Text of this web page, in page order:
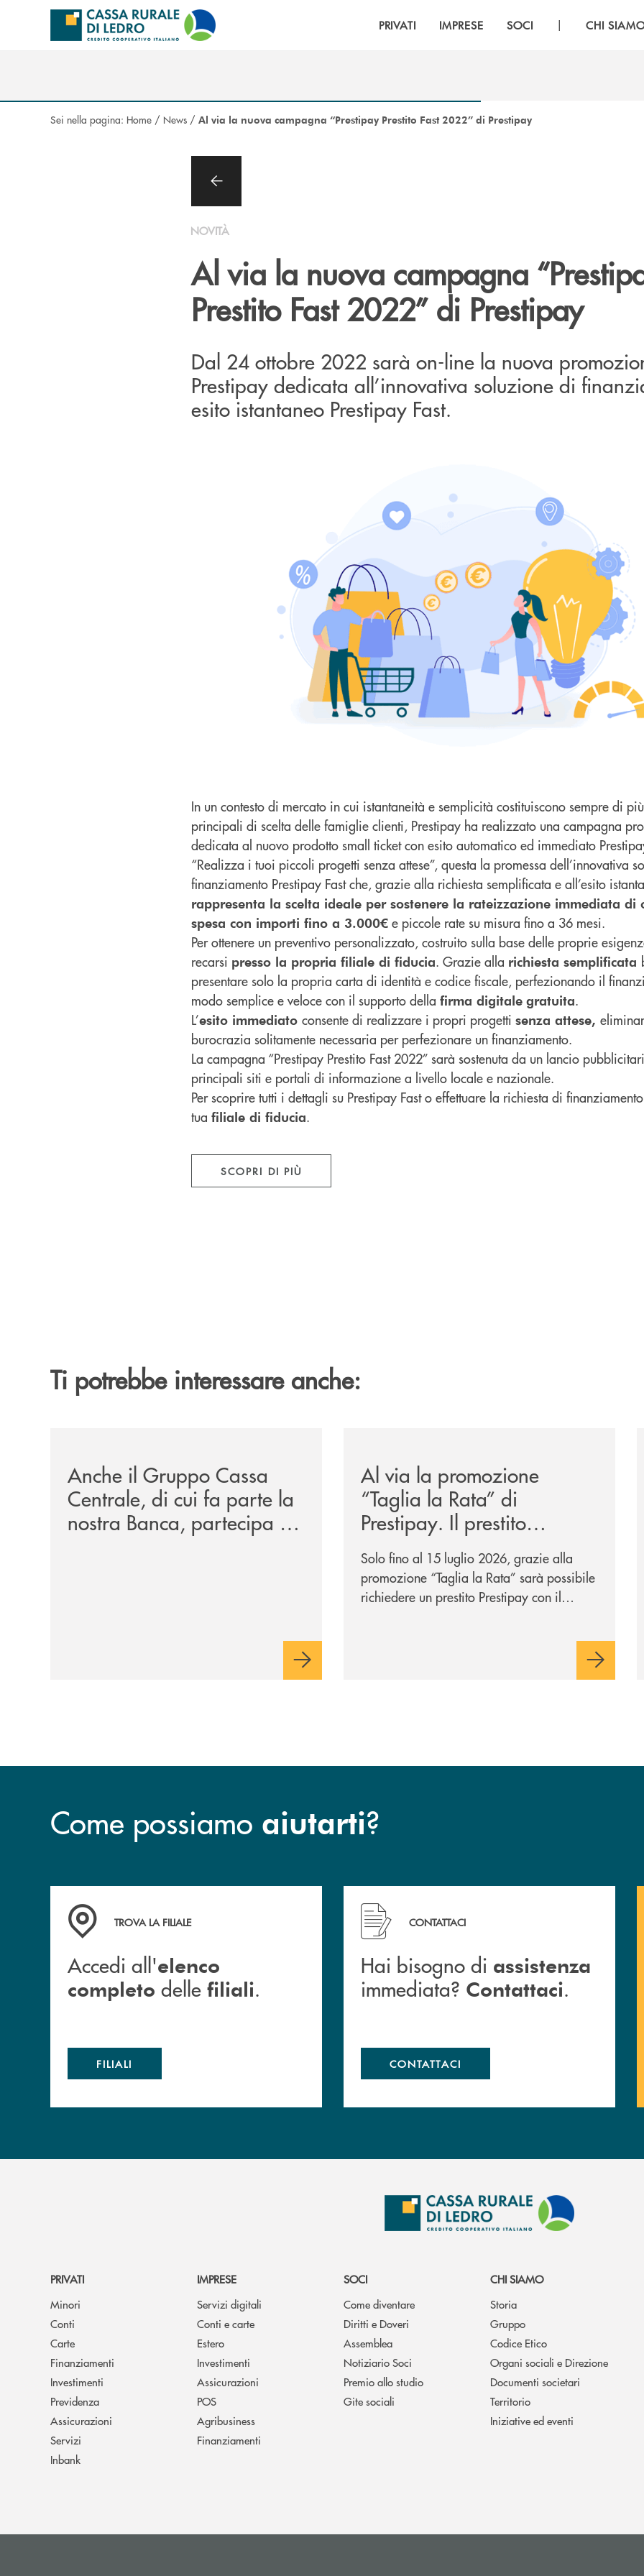
Salta al contenuto principale
PRIVATI IMPRESE SOCI | CHI
Sei nella pagina: Home / News / Al via la nuova campagna “Prestipay Prestito Fast 2022” di Prestipay
NOVITÀ
Al via la nuova campagna
Prestito Fast 2022” di Prestipay
Dal 24 ottobre 2022 sarà on-line la nuova
Prestipay dedicata all’innovativa soluzione di
esito istantaneo Prestipay Fast.
In un contesto di mercato in cui istantaneità e semplicità costituiscono sempre di
principali di scelta delle famiglie clienti, Prestipay ha realizzato una campagna
dedicata al nuovo prodotto small ticket con esito automatico ed immediato
“Realizza i tuoi piccoli progetti senza attese”, questa la promessa dell’innovativa
finanziamento Prestipay Fast che, grazie alla richiesta semplificata e all’esito
rappresenta la scelta ideale per sostenere la rateizzazione immediata di
spesa con importi fino a 3.000€ e piccole rate su misura fino a 36 mesi.
Per ottenere un preventivo personalizzato, costruito sulla base delle proprie
recarsi presso la propria filiale di fiducia. Grazie alla richiesta semplificata
presentare solo la propria carta di identità e codice fiscale, perfezionando il
modo semplice e veloce con il supporto della firma digitale gratuita.
L’esito immediato consente di realizzare i propri progetti senza attese,
burocrazia solitamente necessaria per perfezionare un finanziamento.
La campagna “Prestipay Prestito Fast 2022” sarà sostenuta da un lancio
principali siti e portali di informazione a livello locale e nazionale.
Per scoprire tutti i dettagli su Prestipay Fast o effettuare la richiesta di
tua filiale di fiducia.
SCOPRI DI PIÙ
Ti potrebbe interessare anche:
Anche il Gruppo Cassa
Centrale, di cui fa parte la
nostra Banca, partecipa a
EUR.BANK, il progetto di
Al via la promozione
“Taglia la Rata” di
Prestipay. Il prestito
personale che si fa in due
per te!
Solo fino al 15 luglio 2026, grazie alla
promozione “Taglia la Rata” sarà possibile
richiedere un prestito Prestipay con il
Come possiamo aiutarti?
Accedi all' elenco completo delle filiali .
TROVA LA FILIALE
Accedi all'elenco
completo delle filiali.
FILIALI
Hai bisogno di assistenza immediata? Contattaci .
CONTATTACI
Hai bisogno di assistenza
immediata? Contattaci.
CONTATTACI
PRIVATI
Minori
Conti
Carte
Finanziamenti
Investimenti
Previdenza
Assicurazioni
Servizi
Inbank
IMPRESE
Servizi digitali
Conti e carte
Estero
Investimenti
Assicurazioni
POS
Agribusiness
Finanziamenti
SOCI
Come diventare
Diritti e Doveri
Assemblea
Notiziario Soci
Premio allo studio
Gite sociali
CHI SIAMO
Storia
Gruppo
Codice Etico
Organi sociali e Direzione
Documenti societari
Territorio
Iniziative ed eventi